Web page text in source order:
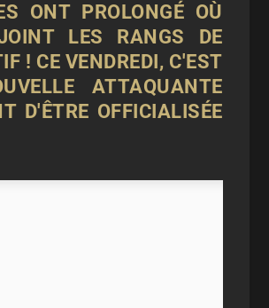
ONT PROLONGÉ OÙ
LES RANGS DE
! CE VENDREDI, C'EST
ATTAQUANTE
D'ÊTRE OFFICIALISÉE